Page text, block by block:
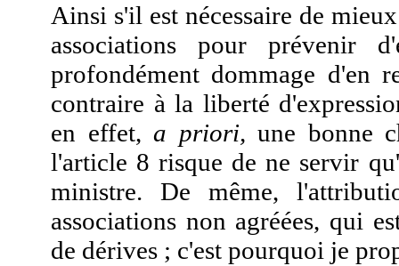
Ainsi s'il est nécessaire de
associations pour prévenir
profondément dommage d'en
contraire à la liberté
en effet,a priori,une bonne
l'article 8 risque de ne servir
ministre. De même,
associations non agréées, qui
de dérives ; c'est pourquoi je